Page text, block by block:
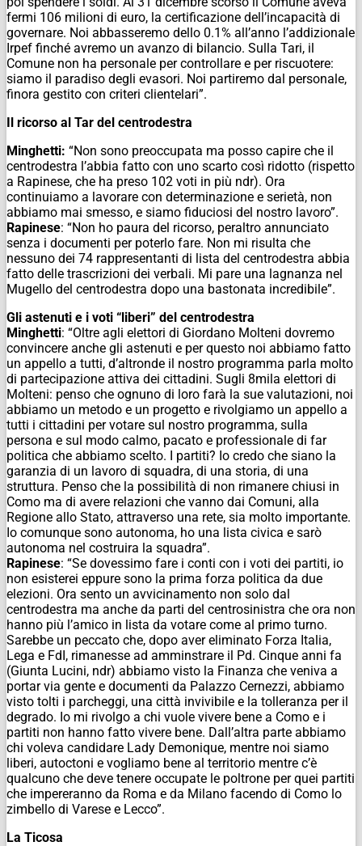
fermi 106 milioni di euro, la certificazione dell’incapacità di
governare. Noi abbasseremo dello 0.1% all’anno l’addizionale
Irpef finché avremo un avanzo di bilancio. Sulla Tari, il
Comune non ha personale per controllare e per riscuotere:
siamo il paradiso degli evasori. Noi partiremo dal personale,
finora gestito con criteri clientelari”.
Il ricorso al Tar del centrodestra
Minghetti: “Non sono preoccupata ma posso capire che il
centrodestra l’abbia fatto con uno scarto così ridotto (rispetto
a Rapinese, che ha preso 102 voti in più ndr). Ora
continuiamo a lavorare con determinazione e serietà, non
abbiamo mai smesso, e siamo fiduciosi del nostro lavoro”.
Rapinese: “Non ho paura del ricorso, peraltro annunciato
senza i documenti per poterlo fare. Non mi risulta che
nessuno dei 74 rappresentanti di lista del centrodestra abbia
fatto delle trascrizioni dei verbali. Mi pare una lagnanza nel
Mugello del centrodestra dopo una bastonata incredibile”.
Gli astenuti e i voti “liberi” del centrodestra
Minghetti: “Oltre agli elettori di Giordano Molteni dovremo
convincere anche gli astenuti e per questo noi abbiamo fatto
un appello a tutti, d’altronde il nostro programma parla molto
di partecipazione attiva dei cittadini. Sugli 8mila elettori di
Molteni: penso che ognuno di loro farà la sue valutazioni, noi
abbiamo un metodo e un progetto e rivolgiamo un appello a
tutti i cittadini per votare sul nostro programma, sulla
persona e sul modo calmo, pacato e professionale di far
politica che abbiamo scelto. I partiti? Io credo che siano la
garanzia di un lavoro di squadra, di una storia, di una
struttura. Penso che la possibilità di non rimanere chiusi in
Como ma di avere relazioni che vanno dai Comuni, alla
Regione allo Stato, attraverso una rete, sia molto importante.
Io comunque sono autonoma, ho una lista civica e sarò
autonoma nel costruira la squadra”.
Rapinese: “Se dovessimo fare i conti con i voti dei partiti, io
non esisterei eppure sono la prima forza politica da due
elezioni. Ora sento un avvicinamento non solo dal
centrodestra ma anche da parti del centrosinistra che ora non
hanno più l’amico in lista da votare come al primo turno.
Sarebbe un peccato che, dopo aver eliminato Forza Italia,
Lega e FdI, rimanesse ad amminstrare il Pd. Cinque anni fa
(Giunta Lucini, ndr) abbiamo visto la Finanza che veniva a
portar via gente e documenti da Palazzo Cernezzi, abbiamo
visto tolti i parcheggi, una città invivibile e la tolleranza per il
degrado. Io mi rivolgo a chi vuole vivere bene a Como e i
partiti non hanno fatto vivere bene. Dall’altra parte abbiamo
chi voleva candidare Lady Demonique, mentre noi siamo
liberi, autoctoni e vogliamo bene al territorio mentre c’è
qualcuno che deve tenere occupate le poltrone per quei partiti
che impereranno da Roma e da Milano facendo di Como lo
zimbello di Varese e Lecco”.
La Ticosa